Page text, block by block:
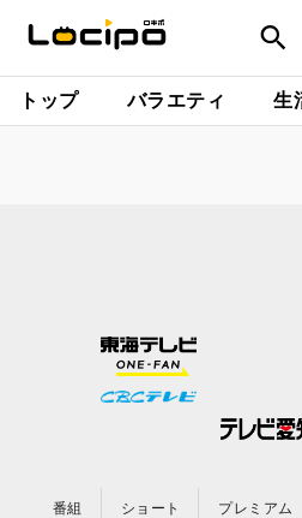
トップ バラエティ 生
番組 ショート プレミアム